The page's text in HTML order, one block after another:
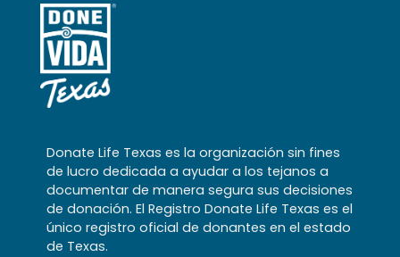
Donate Life Texas es la organización sin fines
de lucro dedicada a ayudar a los tejanos a
documentar de manera segura sus decisiones
de donación. El Registro Donate Life Texas es el
único registro oficial de donantes en el estado
de Texas.